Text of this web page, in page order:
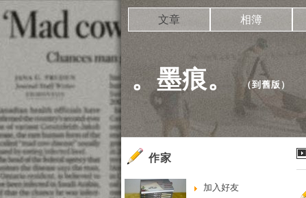
。墨痕。 （到舊版 ）
文章 相簿
作家
加入好友